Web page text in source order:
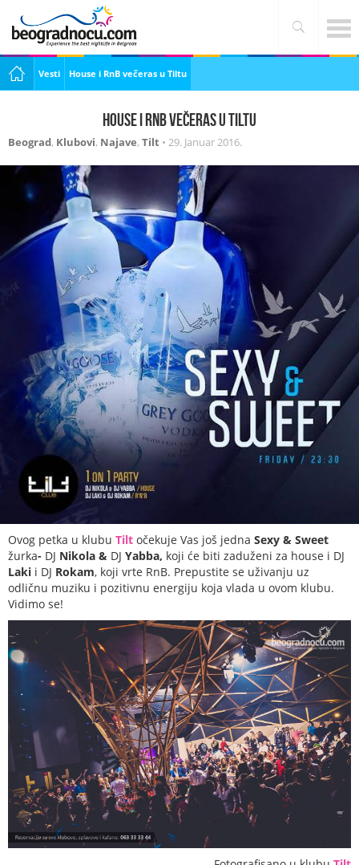
Vesti House i RnB večeras u Tiltu
House i RnB večeras u Tiltu
Beograd, Klubovi, Najave, Tilt • 29. Januar 2016.
Ovog petka u klubu Tilt očekuje Vas još jedna Sexy & Sweet
žurka- DJ Nikola & DJ Yabba, koji će biti zaduženi za house i DJ
Laki i DJ Rokam, koji vrte RnB. Prepustite se uživanju uz
odličnu muziku i pozitivnu energiju koja vlada u ovom klubu.
Vidimo se!